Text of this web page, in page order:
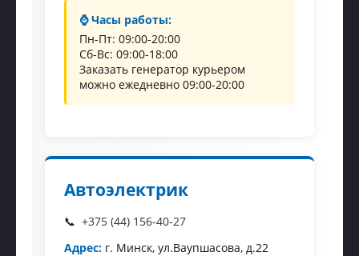
⌚ Часы работы:
Пн-Пт: 09:00-20:00
Сб-Вс: 09:00-18:00
Заказать генератор курьером
можно ежедневно 09:00-20:00
Автоэлектрик
+375 (44) 156-40-27
Адрес: г. Минск, ул.Ваупшасова, д.22